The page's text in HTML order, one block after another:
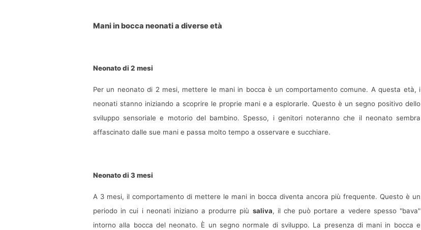
Mani in bocca neonati a diverse età
Neonato di 2 mesi
Per un neonato di 2 mesi, mettere le mani in bocca è un comportamento comune. A questa età, i
neonati stanno iniziando a scoprire le proprie mani e a esplorarle. Questo è un segno positivo dello
sviluppo sensoriale e motorio del bambino. Spesso, i genitori noteranno che il neonato sembra
affascinato dalle sue mani e passa molto tempo a osservare e succhiare.
Neonato di 3 mesi
A 3 mesi, il comportamento di mettere le mani in bocca diventa ancora più frequente. Questo è un
periodo in cui i neonati iniziano a produrre più saliva, il che può portare a vedere spesso "bava"
intorno alla bocca del neonato. È un segno normale di sviluppo. La presenza di mani in bocca e